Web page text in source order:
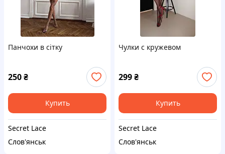
Панчохи в сітку
250₴
Купить
Secret Lace
Слов'янськ
Чулки с кружевом
299₴
Купить
Secret Lace
Слов'янськ